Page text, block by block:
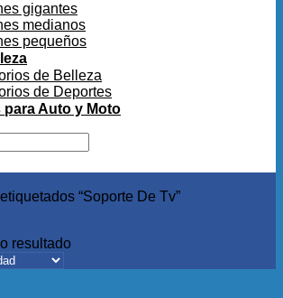
gigantes
medianos
pequeños
de Belleza
de Deportes
Auto y Moto
“Soporte De Tv”
resultado